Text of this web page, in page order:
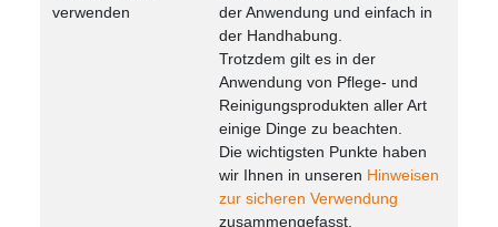
verwenden
der Anwendung und einfach in
der Handhabung.
Trotzdem gilt es in der
Anwendung von Pflege- und
Reinigungsprodukten aller Art
einige Dinge zu beachten.
Die wichtigsten Punkte haben
wir Ihnen in unseren Hinweisen
zur sicheren Verwendung
zusammengefasst.